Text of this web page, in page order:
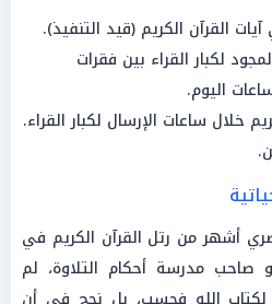
القرآن الكريم (قيد التنفيذ).
لكبار القراء بين فقرات
اليوم.
خلال ساعات الإرسال لكبار القراء.
أشهر من رتل القرآن الكريم في
صاحب مدرسة أحكام التلاوة، لم